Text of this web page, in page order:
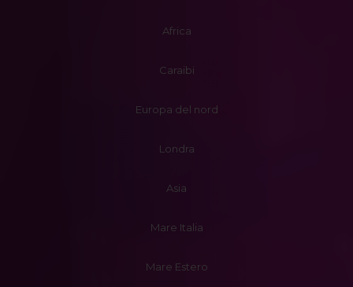
Africa
Caraibi
Europa del nord
Londra
Asia
Mare Italia
Mare Estero